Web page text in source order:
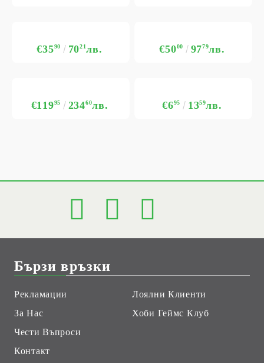
€3590 7021лв. €5000 9779лв.
€11995 23460лв. €695 1359лв.
Бързи връзки
Рекламации
За Нас
Чести Въпроси
Контакт
Лоялни Клиенти
Хоби Геймс Клуб